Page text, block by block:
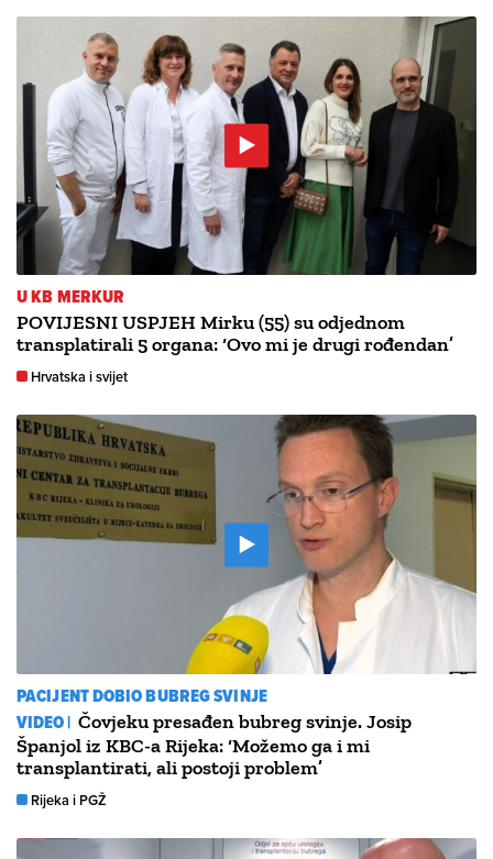
U KB MERKUR
POVIJESNI USPJEH Mirku (55) su odjednom
transplatirali 5 organa: ‘Ovo mi je drugi rođendan’
Hrvatska i svijet
PACIJENT DOBIO BUBREG SVINJE
VIDEO | Čovjeku presađen bubreg svinje. Josip
Španjol iz KBC-a Rijeka: ‘Možemo ga i mi
transplantirati, ali postoji problem’
Rijeka i PGŽ